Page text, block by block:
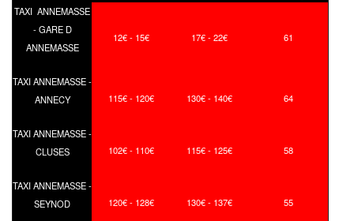
TAXI ANNEMASSE
- GARE D
ANNEMASSE
12€ - 15€ 17€ - 22€ 61
TAXI ANNEMASSE -
ANNECY
115€ - 120€ 130€ - 140€ 64
TAXI ANNEMASSE -
CLUSES
102€ - 110€ 115€ - 125€ 58
TAXI ANNEMASSE -
SEYNOD
120€ - 128€ 130€ - 137€ 55